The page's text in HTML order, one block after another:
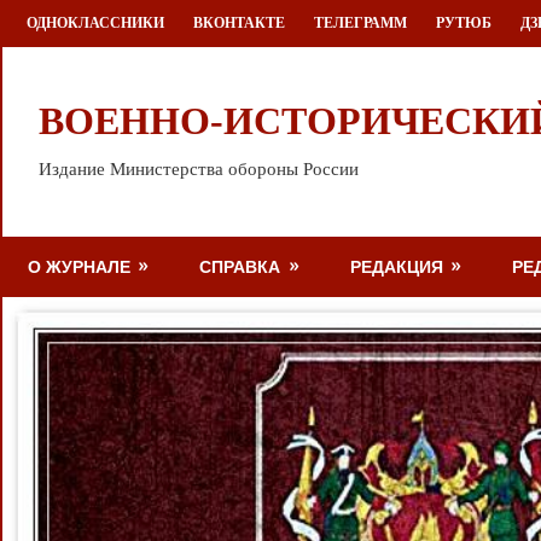
Перейти
к
ОДНОКЛАССНИКИ ВКОНТАКТЕ ТЕЛЕГРАММ РУТЮБ
ВОЕННО-
Издание Министерства обороны России
О ЖУРНАЛЕ СПРАВКА РЕДАКЦИЯ